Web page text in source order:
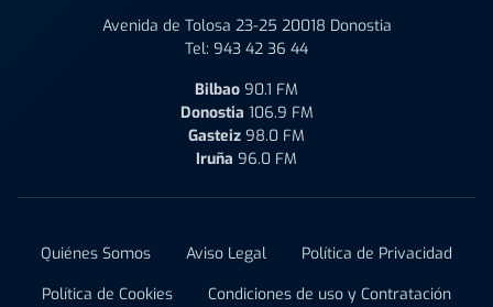
Avenida de Tolosa 23-25 20018 Donostia
Tel: 943 42 36 44
Bilbao 90.1 FM
Donostia 106.9 FM
Gasteiz 98.0 FM
Iruña 96.0 FM
Quiénes Somos Aviso Legal
Política de Privacidad
Política de Cookies
Condiciones de uso y Contratación